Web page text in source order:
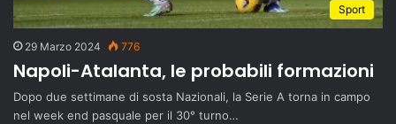
Sport
29 Marzo 2024 776
Napoli-Atalanta, le probabili formazioni
Dopo due settimane di sosta Nazionali, la Serie A torna in campo
nel week end pasquale per il 30° turno…